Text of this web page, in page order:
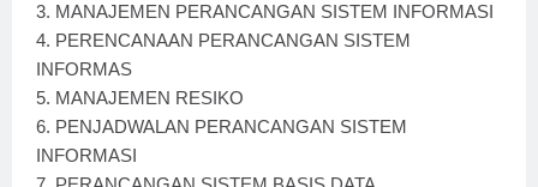
3. MANAJEMEN PERANCANGAN SISTEM INFORMASI
4. PERENCANAAN PERANCANGAN SISTEM
INFORMAS
5. MANAJEMEN RESIKO
6. PENJADWALAN PERANCANGAN SISTEM
INFORMASI